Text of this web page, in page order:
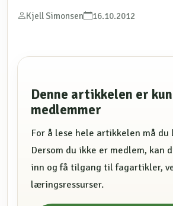
Kjell Simonsen 16.10.2012
Denne artikkelen er
medlemmer
For å lese hele artikkelen må du
Dersom du ikke er medlem, kan
inn og få tilgang til fagartikler,
læringsressurser.